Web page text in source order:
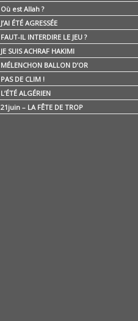
Où est Allah ?
J’AI ÉTÉ AGRESSÉE
FAUT-IL INTERDIRE LE JEU ?
JE SUIS ACHRAF HAKIMI
MÉLENCHON BALLON D’OR
PAS DE CLIM !
L’ÉTÉ ALGÉRIEN
21juin – LA FÊTE DE TROP